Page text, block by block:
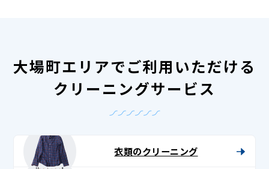
大場町エリアでご利用いただける
クリーニングサービス
衣類のクリーニング